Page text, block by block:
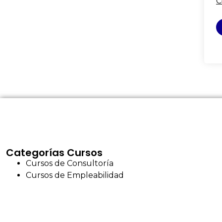
Categorías Cursos
Cursos de Consultoría
Cursos de Empleabilidad